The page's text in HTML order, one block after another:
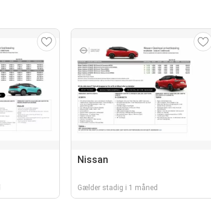
Nissan
Gælder stadig i 1 måned